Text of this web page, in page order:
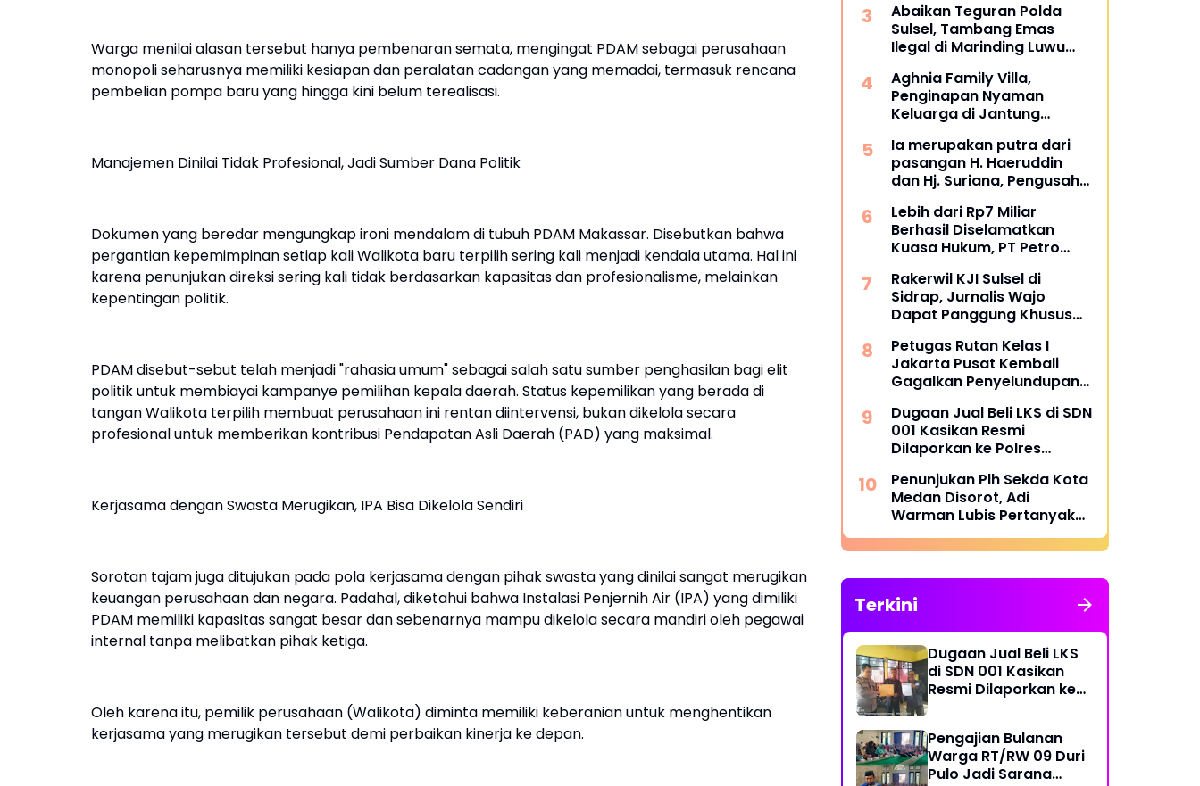
Warga menilai alasan tersebut hanya pembenaran semata, mengingat PDAM sebagai perusahaan
monopoli seharusnya memiliki kesiapan dan peralatan cadangan yang memadai, termasuk rencana
pembelian pompa baru yang hingga kini belum terealisasi.
Manajemen Dinilai Tidak Profesional, Jadi Sumber Dana Politik
Dokumen yang beredar mengungkap ironi mendalam di tubuh PDAM Makassar. Disebutkan bahwa
pergantian kepemimpinan setiap kali Walikota baru terpilih sering kali menjadi kendala utama. Hal ini
karena penunjukan direksi sering kali tidak berdasarkan kapasitas dan profesionalisme, melainkan
kepentingan politik.
PDAM disebut-sebut telah menjadi "rahasia umum" sebagai salah satu sumber penghasilan bagi elit
politik untuk membiayai kampanye pemilihan kepala daerah. Status kepemilikan yang berada di
tangan Walikota terpilih membuat perusahaan ini rentan diintervensi, bukan dikelola secara
profesional untuk memberikan kontribusi Pendapatan Asli Daerah (PAD) yang maksimal.
Kerjasama dengan Swasta Merugikan, IPA Bisa Dikelola Sendiri
Sorotan tajam juga ditujukan pada pola kerjasama dengan pihak swasta yang dinilai sangat merugikan
keuangan perusahaan dan negara. Padahal, diketahui bahwa Instalasi Penjernih Air (IPA) yang dimiliki
PDAM memiliki kapasitas sangat besar dan sebenarnya mampu dikelola secara mandiri oleh pegawai
internal tanpa melibatkan pihak ketiga.
Oleh karena itu, pemilik perusahaan (Walikota) diminta memiliki keberanian untuk menghentikan
kerjasama yang merugikan tersebut demi perbaikan kinerja ke depan.
Lingkungan)
Abaikan Teguran Polda
Sulsel, Tambang Emas
Ilegal di Marinding Luwu
Hari Tiga Pelaku Terkesan
Kebah Hukum
Aghnia Family Villa,
Penginapan Nyaman
Keluarga di Jantung
Bulukumba
Ia merupakan putra dari
pasangan H. Haeruddin
dan Hj. Suriana, Pengusaha
Resmi Dilantik Ketua BPC
HIPMI Makassar
Lebih dari Rp7 Miliar
Berhasil Diselamatkan
Kuasa Hukum, PT Petro
atas Dugaan Wanprestasi
Pembayaran Success Fee
Rakerwil KJI Sulsel di
Sidrap, Jurnalis Wajo
Dapat Panggung Khusus
Petugas Rutan Kelas I
Jakarta Pusat Kembali
Gagalkan Penyelundupan
Disembunyikan di Pakaian
Dalam Pengunjung
Dugaan Jual Beli LKS di SDN
001 Kasikan Resmi
Dilaporkan ke Polres
Metroterkini.id Desak Usut
Kasus Ini
Penunjukan Plh Sekda Kota
Medan Disorot, Adi
Warman Lubis Pertanyakan
Komitmen terhadap Sistem
Merit
Terkini
Dugaan Jual Beli LKS
di SDN 001 Kasikan
Resmi Dilaporkan ke
Metroterkini.id Desak
Usut Kasus Ini
Pengajian Bulanan
Warga RT/RW 09 Duri
Pulo Jadi Sarana